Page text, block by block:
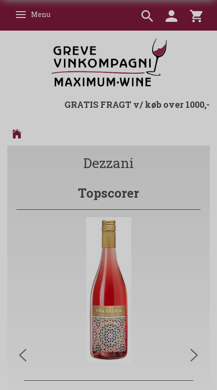
Skifte navigation
Menu
GRATIS FRAGT v/ køb over 1000,-
Dezzani
Topscorer